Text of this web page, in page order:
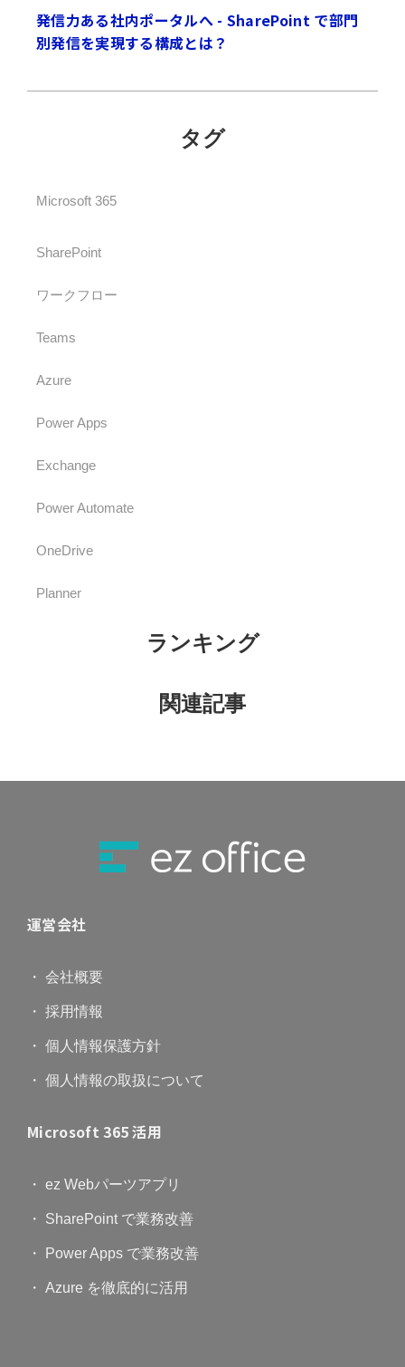
発信力ある社内ポータルへ - SharePoint で部門
別発信を実現する構成とは？
タグ
Microsoft 365
SharePoint
ワークフロー
Teams
Azure
Power Apps
Exchange
Power Automate
OneDrive
Planner
ランキング
関連記事
運営会社
・ 会社概要
・ 採用情報
・ 個人情報保護方針
・ 個人情報の取扱について
Microsoft 365 活用
・ ez Webパーツアプリ
・ SharePoint で業務改善
・ Power Apps で業務改善
・ Azure を徹底的に活用